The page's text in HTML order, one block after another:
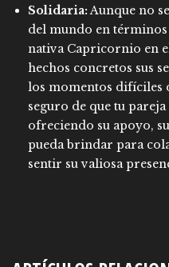
Solidaria:Aunque no
del mundo en
nativa Capricornio en
hechos concretos sus
los momentos difíciles
seguro de que tu
ofreciendo su apoyo,
pueda brindar para
sentir su valiosa